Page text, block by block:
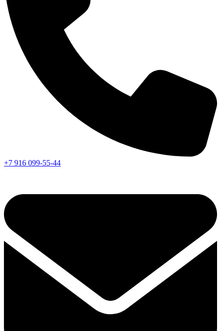
+7 916 099-55-44